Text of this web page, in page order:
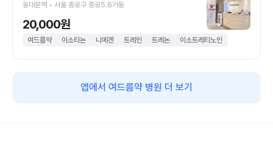
동대문역 • 서울 종로구 종로5.6가동
20,000원
여드름약 이소티논 니메겐 트레인 트레논 이소트레티노인
앱에서 여드름약 병원 더 보기